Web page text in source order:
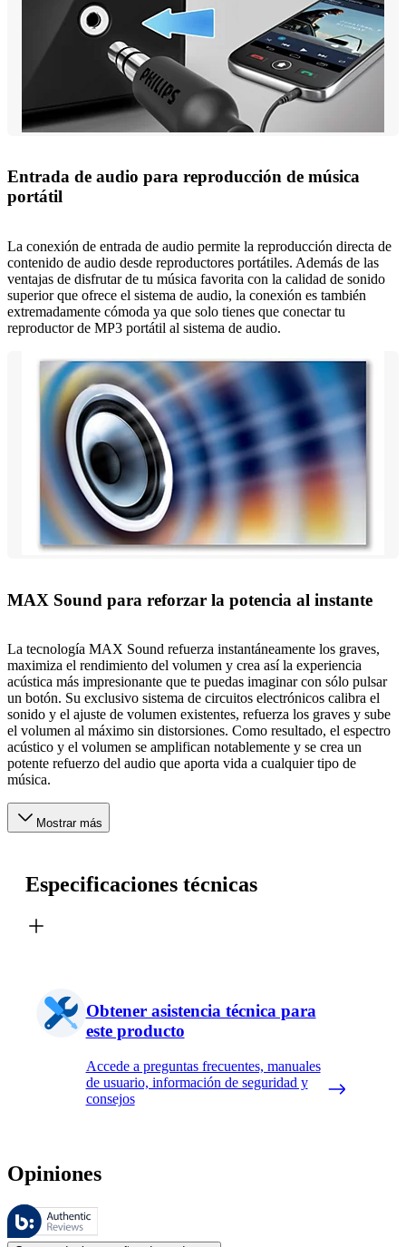
Entrada de audio para reproducción de música
portátil
La conexión de entrada de audio permite la reproducción directa de
contenido de audio desde reproductores portátiles. Además de las
ventajas de disfrutar de tu música favorita con la calidad de sonido
superior que ofrece el sistema de audio, la conexión es también
extremadamente cómoda ya que solo tienes que conectar tu
reproductor de MP3 portátil al sistema de audio.
MAX Sound para reforzar la potencia al instante
La tecnología MAX Sound refuerza instantáneamente los graves,
maximiza el rendimiento del volumen y crea así la experiencia
acústica más impresionante que te puedas imaginar con sólo pulsar
un botón. Su exclusivo sistema de circuitos electrónicos calibra el
sonido y el ajuste de volumen existentes, refuerza los graves y sube
el volumen al máximo sin distorsiones. Como resultado, el espectro
acústico y el volumen se amplifican notablemente y se crea un
potente refuerzo del audio que aporta vida a cualquier tipo de
música.
Mostrar más
Especificaciones técnicas
Obtener asistencia técnica para
este producto
Accede a preguntas frecuentes, manuales
de usuario, información de seguridad y
consejos
Opiniones
Estas reseñas las gestiona Bazaarvoice y cumplen con la política de